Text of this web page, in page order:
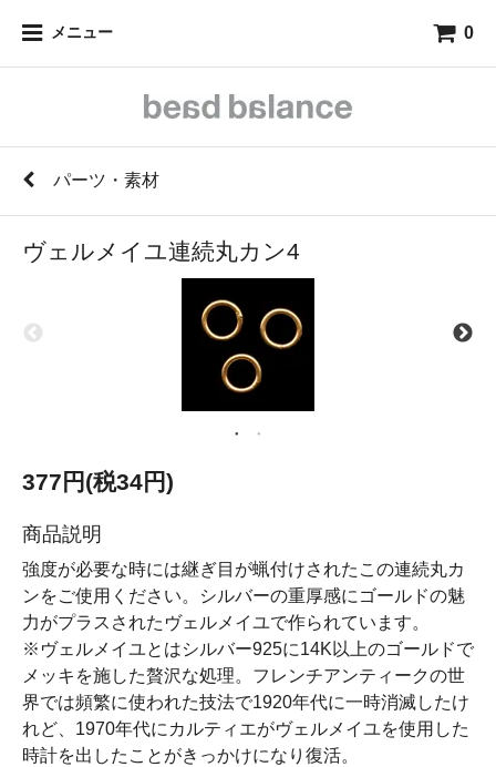
メニュー 0
パーツ・素材
ヴェルメイユ連続丸カン4
377円(税34円)
商品説明
強度が必要な時には継ぎ目が蝋付けされたこの連続丸カ
ンをご使用ください。シルバーの重厚感にゴールドの魅
力がプラスされたヴェルメイユで作られています。
※ヴェルメイユとはシルバー925に14K以上のゴールドで
メッキを施した贅沢な処理。フレンチアンティークの世
界では頻繁に使われた技法で1920年代に一時消滅したけ
れど、1970年代にカルティエがヴェルメイユを使用した
時計を出したことがきっかけになり復活。